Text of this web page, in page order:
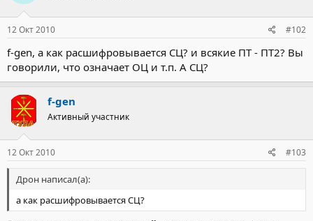
12 Окт 2010 #102
f-gen, а как расшифровывается СЦ? и всякие ПТ - ПТ2? Вы
говорили, что означает ОЦ и т.п. А СЦ?
f-gen
Активный участник
12 Окт 2010 #103
Дрон написал(а):
а как расшифровывается СЦ?